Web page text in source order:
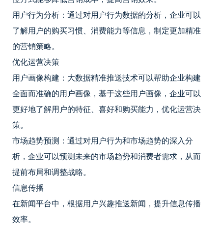
用户行为分析：通过对用户行为数据的分析，企业可以
了解用户的购买习惯、消费能力等信息，制定更加精准
的营销策略。
优化运营决策
用户画像构建：大数据精准推送技术可以帮助企业构建
全面而准确的用户画像，基于这些用户画像，企业可以
更好地了解用户的特征、喜好和购买能力，优化运营决
策。
市场趋势预测：通过对用户行为和市场趋势的深入分
析，企业可以预测未来的市场趋势和消费者需求，从而
提前布局和调整战略。
信息传播
在新闻平台中，根据用户兴趣推送新闻，提升信息传播
效率。